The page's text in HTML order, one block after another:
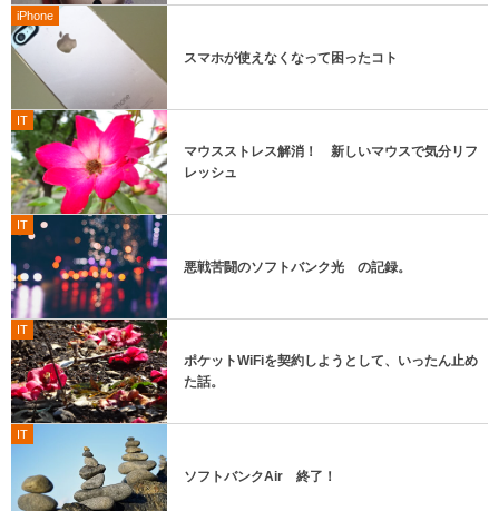
iPhone
スマホが使えなくなって困ったコト
IT
マウスストレス解消！ 新しいマウスで気分リフ
レッシュ
IT
悪戦苦闘のソフトバンク光 の記録。
IT
ポケットWiFiを契約しようとして、いったん止め
た話。
IT
ソフトバンクAir 終了！